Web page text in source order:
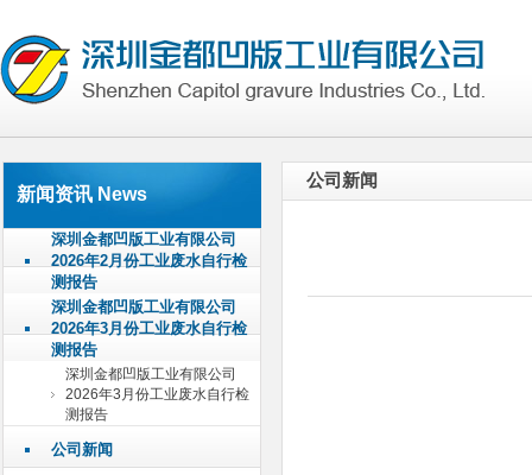
新闻资讯 News
深圳金都凹版工业有限公司
2026年2月份工业废水自行检
测报告
深圳金都凹版工业有限公司
2026年3月份工业废水自行检
测报告
深圳金都凹版工业有限公司
2026年3月份工业废水自行检
测报告
公司新闻
公司新闻